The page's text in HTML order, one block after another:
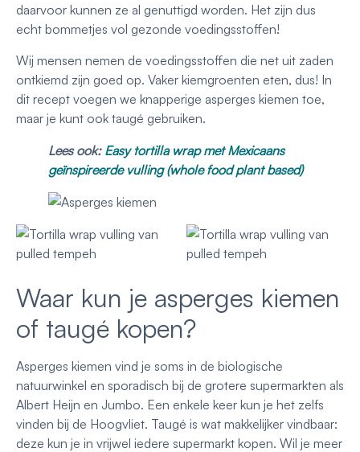
daarvoor kunnen ze al genuttigd worden. Het zijn dus
echt bommetjes vol gezonde voedingsstoffen!
Wij mensen nemen de voedingsstoffen die net uit zaden
ontkiemd zijn goed op. Vaker kiemgroenten eten, dus! In
dit recept voegen we knapperige asperges kiemen toe,
maar je kunt ook taugé gebruiken.
Lees ook: Easy tortilla wrap met Mexicaans
geïnspireerde vulling (whole food plant based)
Waar kun je asperges kiemen
of taugé kopen?
Asperges kiemen vind je soms in de biologische
natuurwinkel en sporadisch bij de grotere supermarkten als
Albert Heijn en Jumbo. Een enkele keer kun je het zelfs
vinden bij de Hoogvliet. Taugé is wat makkelijker vindbaar:
deze kun je in vrijwel iedere supermarkt kopen. Wil je meer